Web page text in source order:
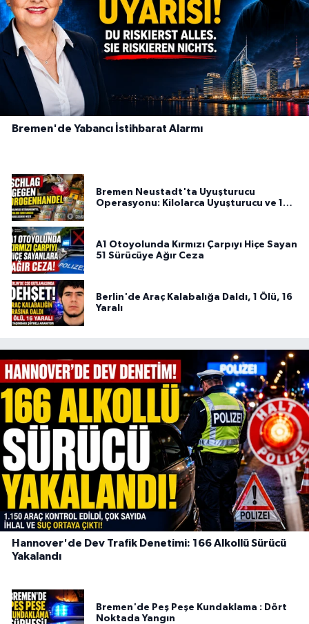
Bremen'de Yabancı İstihbarat Alarmı
Bremen Neustadt'ta Uyuşturucu
Operasyonu: Kilolarca Uyuşturucu ve 100
A1 Otoyolunda Kırmızı Çarpıyı Hiçe Sayan
51 Sürücüye Ağır Ceza
Berlin'de Araç Kalabalığa Daldı, 1 Ölü, 16
Yaralı
Hannover'de Dev Trafik Denetimi: 166 Alkollü Sürücü
Yakalandı
Bremen'de Peş Peşe Kundaklama : Dört
Noktada Yangın